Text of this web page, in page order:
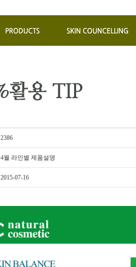
2386
4월 라인별 제품설명
2015-07-16